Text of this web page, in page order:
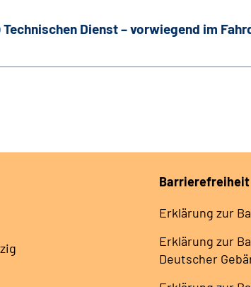
Technischen Dienst – vorwiegend im
Barrierefreiheit
Erklärung zur
Erklärung zur
Deutscher